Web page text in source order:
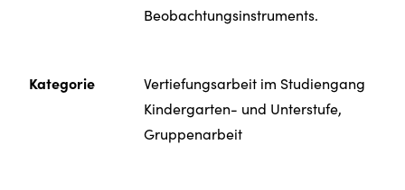
Beobachtungsinstruments.
Kategorie
Vertiefungsarbeit im Studiengang
Kindergarten- und Unterstufe,
Gruppenarbeit